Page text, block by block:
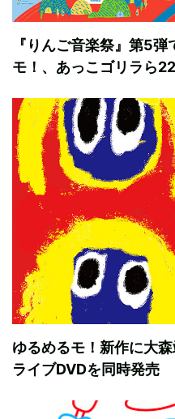
『りんご音楽祭』第5弾
モ！、あっこゴリラら
ゆるめるモ！新作に大
ライブDVDを同時発売